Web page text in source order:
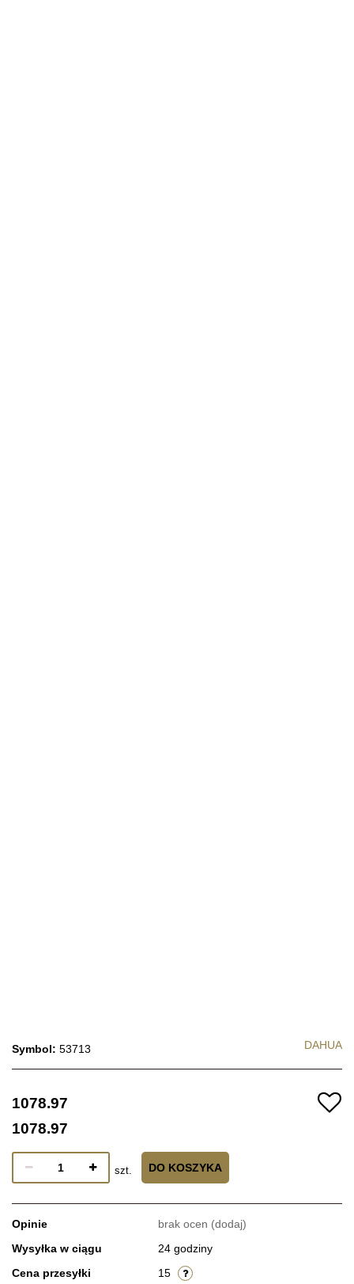
Symbol: 53713 DAHUA
1078.97
1078.97
szt. DO KOSZYKA
Opinie brak ocen (dodaj)
Wysyłka w ciągu
24 godziny
Cena przesyłki
15